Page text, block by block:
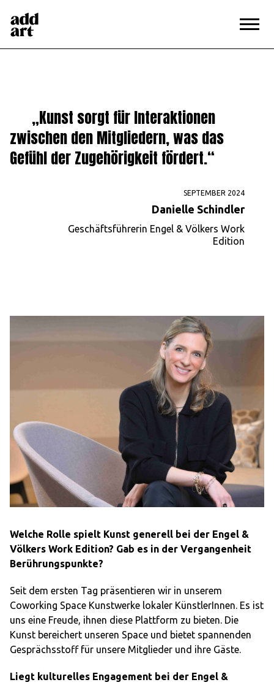
Magazin
„Kunst sorgt für Interaktionen
zwischen den Mitgliedern, was das
Gefühl der Zugehörigkeit fördert.“
SEPTEMBER 2024
Danielle Schindler
Geschäftsführerin Engel & Völkers Work
Edition
Welche Rolle spielt Kunst generell bei der Engel &
Völkers Work Edition? Gab es in der Vergangenheit
Berührungspunkte?
Seit dem ersten Tag präsentieren wir in unserem
Coworking Space Kunstwerke lokaler KünstlerInnen. Es ist
uns eine Freude, ihnen diese Plattform zu bieten. Die
Kunst bereichert unseren Space und bietet spannenden
Gesprächsstoff für unsere Mitglieder und ihre Gäste.
Liegt kulturelles Engagement bei der Engel &